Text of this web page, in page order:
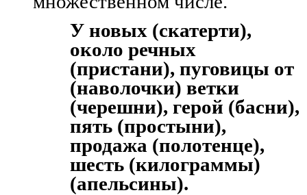
У новых (скатерти),
около речных
(пристани), пуговицы от
(наволочки) ветки
(черешни), герой (басни),
пять (простыни),
продажа (полотенце),
шесть (килограммы)
(апельсины).